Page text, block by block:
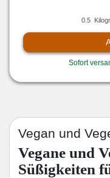
0.5
Sofort
Vegan und
Vegane und
Süßigkeiten